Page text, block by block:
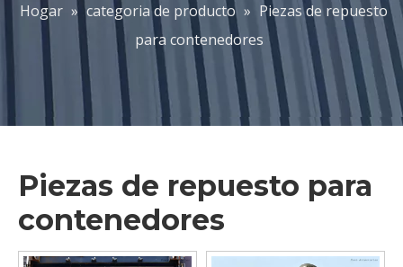
Hogar » categoria de producto » Piezas de repuesto
para contenedores
Piezas de repuesto para
contenedores